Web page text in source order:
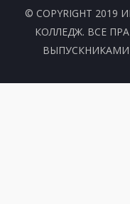
© COPYRIGHT
КОЛЛЕДЖ. ВСЕ